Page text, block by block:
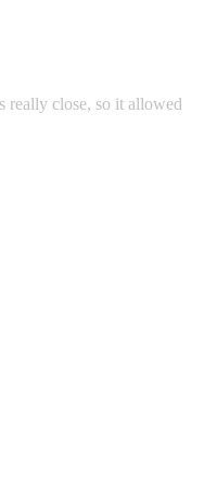
really close, so it allowed